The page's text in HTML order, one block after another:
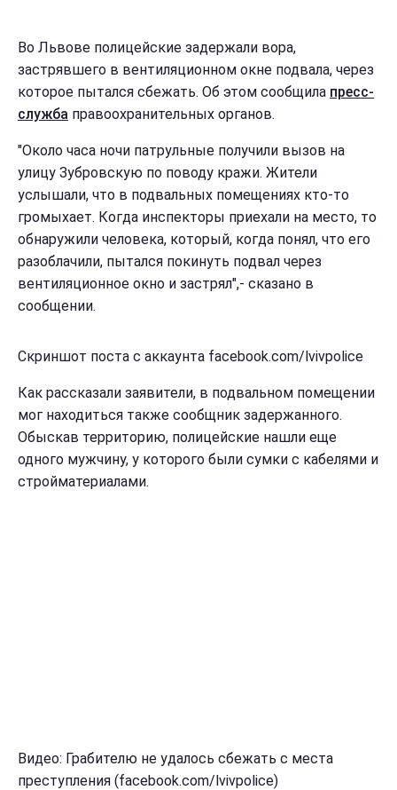
Во Львове полицейские задержали вора,
застрявшего в вентиляционном окне подвала, через
которое пытался сбежать. Об этом сообщила пресс-
служба правоохранительных органов.
"Около часа ночи патрульные получили вызов на
улицу Зубровскую по поводу кражи. Жители
услышали, что в подвальных помещениях кто-то
громыхает. Когда инспекторы приехали на место, то
обнаружили человека, который, когда понял, что его
разоблачили, пытался покинуть подвал через
вентиляционное окно и застрял",- сказано в
сообщении.
Скриншот поста с аккаунта facebook.com/lvivpolice
Как рассказали заявители, в подвальном помещении
мог находиться также сообщник задержанного.
Обыскав территорию, полицейские нашли еще
одного мужчину, у которого были сумки с кабелями и
стройматериалами.
Видео: Грабителю не удалось сбежать с места
преступления (facebook.com/lvivpolice)